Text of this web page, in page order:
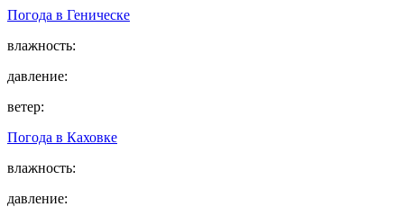
Погода в Геническе
влажность:
давление:
ветер:
Погода в Каховке
влажность:
давление: